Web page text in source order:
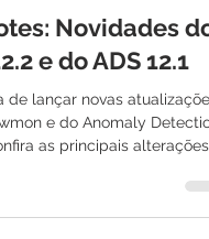
4 min de leitura
Novidades do
e do ADS 12.1
de lançar novas atualizações
as principais alterações...